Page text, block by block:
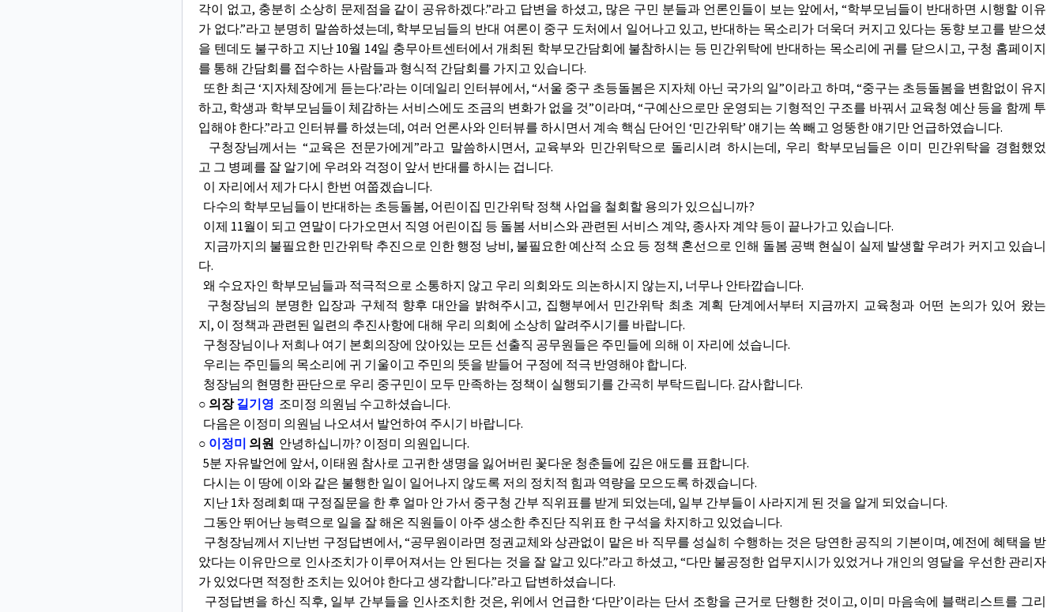
각이 없고, 충분히 소상히 문제점을 같이 공유하겠다.”라고 답변을 하셨고, 많은 구민 분들과 언론인들이 보는 앞에서, “학부모님들이 반대하면 시행할 이유
가 없다.”라고 분명히 말씀하셨는데, 학부모님들의 반대 여론이 중구 도처에서 일어나고 있고, 반대하는 목소리가 더욱더 커지고 있다는 동향 보고를 받으셨
을 텐데도 불구하고 지난 10월 14일 충무아트센터에서 개최된 학부모간담회에 불참하시는 등 민간위탁에 반대하는 목소리에 귀를 닫으시고, 구청 홈페이지
를 통해 간담회를 접수하는 사람들과 형식적 간담회를 가지고 있습니다.
또한 최근 ‘지자체장에게 듣는다.’라는 이데일리 인터뷰에서, “서울 중구 초등돌봄은 지자체 아닌 국가의 일”이라고 하며, “중구는 초등돌봄을 변함없이 유지
하고, 학생과 학부모님들이 체감하는 서비스에도 조금의 변화가 없을 것”이라며, “구예산으로만 운영되는 기형적인 구조를 바꿔서 교육청 예산 등을 함께 투
입해야 한다.”라고 인터뷰를 하셨는데, 여러 언론사와 인터뷰를 하시면서 계속 핵심 단어인 ‘민간위탁’ 얘기는 쏙 빼고 엉뚱한 얘기만 언급하였습니다.
구청장님께서는 “교육은 전문가에게”라고 말씀하시면서, 교육부와 민간위탁으로 돌리시려 하시는데, 우리 학부모님들은 이미 민간위탁을 경험했었
고 그 병폐를 잘 알기에 우려와 걱정이 앞서 반대를 하시는 겁니다.
이 자리에서 제가 다시 한번 여쭙겠습니다.
다수의 학부모님들이 반대하는 초등돌봄, 어린이집 민간위탁 정책 사업을 철회할 용의가 있으십니까?
이제 11월이 되고 연말이 다가오면서 직영 어린이집 등 돌봄 서비스와 관련된 서비스 계약, 종사자 계약 등이 끝나가고 있습니다.
지금까지의 불필요한 민간위탁 추진으로 인한 행정 낭비, 불필요한 예산적 소요 등 정책 혼선으로 인해 돌봄 공백 현실이 실제 발생할 우려가 커지고 있습니
다.
왜 수요자인 학부모님들과 적극적으로 소통하지 않고 우리 의회와도 의논하시지 않는지, 너무나 안타깝습니다.
구청장님의 분명한 입장과 구체적 향후 대안을 밝혀주시고, 집행부에서 민간위탁 최초 계획 단계에서부터 지금까지 교육청과 어떤 논의가 있어 왔는
지, 이 정책과 관련된 일련의 추진사항에 대해 우리 의회에 소상히 알려주시기를 바랍니다.
구청장님이나 저희나 여기 본회의장에 앉아있는 모든 선출직 공무원들은 주민들에 의해 이 자리에 섰습니다.
우리는 주민들의 목소리에 귀 기울이고 주민의 뜻을 받들어 구정에 적극 반영해야 합니다.
청장님의 현명한 판단으로 우리 중구민이 모두 만족하는 정책이 실행되기를 간곡히 부탁드립니다. 감사합니다.
○ 의장길기영 조미정 의원님 수고하셨습니다.
다음은 이정미 의원님 나오셔서 발언하여 주시기 바랍니다.
○ 이정미 의원 안녕하십니까? 이정미 의원입니다.
5분 자유발언에 앞서, 이태원 참사로 고귀한 생명을 잃어버린 꽃다운 청춘들에 깊은 애도를 표합니다.
다시는 이 땅에 이와 같은 불행한 일이 일어나지 않도록 저의 정치적 힘과 역량을 모으도록 하겠습니다.
지난 1차 정례회 때 구정질문을 한 후 얼마 안 가서 중구청 간부 직위표를 받게 되었는데, 일부 간부들이 사라지게 된 것을 알게 되었습니다.
그동안 뛰어난 능력으로 일을 잘 해온 직원들이 아주 생소한 추진단 직위표 한 구석을 차지하고 있었습니다.
구청장님께서 지난번 구정답변에서, “공무원이라면 정권교체와 상관없이 맡은 바 직무를 성실히 수행하는 것은 당연한 공직의 기본이며, 예전에 혜택을 받
았다는 이유만으로 인사조치가 이루어져서는 안 된다는 것을 잘 알고 있다.”라고 하셨고, “다만 불공정한 업무지시가 있었거나 개인의 영달을 우선한 관리자
가 있었다면 적정한 조치는 있어야 한다고 생각합니다.”라고 답변하셨습니다.
구정답변을 하신 직후, 일부 간부들을 인사조치한 것은, 위에서 언급한 ‘다만’이라는 단서 조항을 근거로 단행한 것이고, 이미 마음속에 블랙리스트를 그리